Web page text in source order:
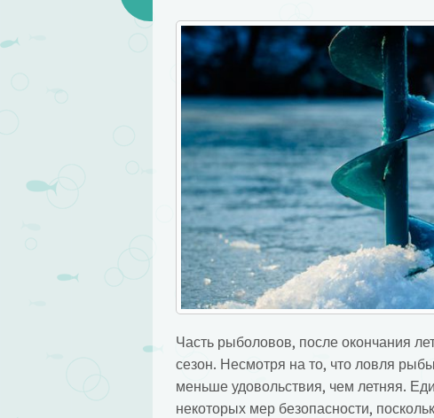
Часть рыболовов, после окончания
сезон. Несмотря на то, что ловля
меньше удовольствия, чем летняя.
некоторых мер безопасности,